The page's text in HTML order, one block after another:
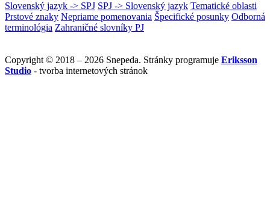
Slovenský jazyk -> SPJ SPJ -> Slovenský jazyk Tematické oblasti
Prstové znaky Nepriame pomenovania Špecifické posunky Odborná
terminológia Zahraničné slovníky PJ
Copyright © 2018 – 2026 Snepeda. Stránky programuje Eriksson
Studio - tvorba internetových stránok